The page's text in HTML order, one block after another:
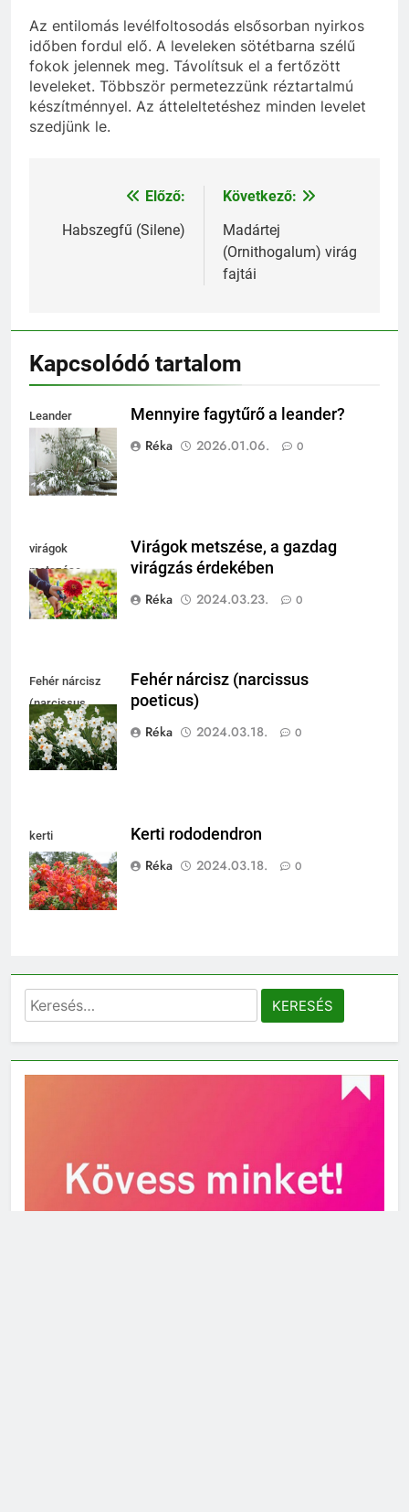
Az entilomás levélfoltosodás elsősorban nyirkos
időben fordul elő. A leveleken sötétbarna szélű
fokok jelennek meg. Távolítsuk el a fertőzött
leveleket. Többször permetezzünk réztartalmú
készítménnyel. Az átteleltetéshez minden levelet
szedjünk le.
Bejegyzés
navigáció
Előző:
Habszegfű (Silene)
Következő:
Madártej
(Ornithogalum) virág
fajtái
Kapcsolódó tartalom
Leander
fagytűrése
Mennyire fagytűrő a leander?
Réka
2026.01.06. 0
virágok
metszése
Virágok metszése, a gazdag
virágzás érdekében
Réka
2024.03.23. 0
Fehér nárcisz
(narcissus
poeticus)
Fehér nárcisz (narcissus
poeticus)
Réka
2024.03.18. 0
kerti
rododendron
Kerti rododendron
Réka
2024.03.18. 0
Keresés: